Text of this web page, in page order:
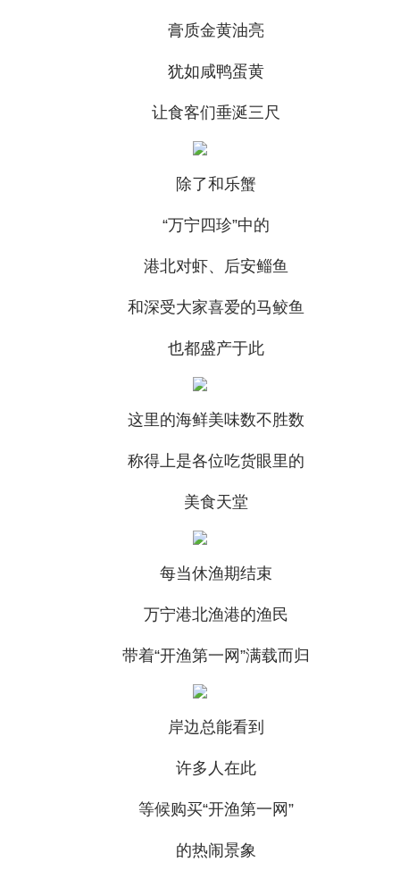
膏质金黄油亮
犹如咸鸭蛋黄
让食客们垂涎三尺
除了和乐蟹
“万宁四珍”中的
港北对虾、后安鲻鱼
和深受大家喜爱的马鲛鱼
也都盛产于此
这里的海鲜美味数不胜数
称得上是各位吃货眼里的
美食天堂
每当休渔期结束
万宁港北渔港的渔民
带着“开渔第一网”满载而归
岸边总能看到
许多人在此
等候购买“开渔第一网”
的热闹景象